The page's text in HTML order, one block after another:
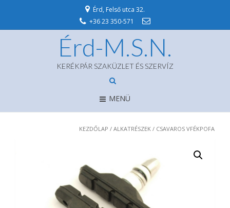
Érd, Felső utca 32.
+36 23 350-571
Érd-M.S.N.
KERÉKPÁR SZAKÜZLET ÉS SZERVÍZ
MENÜ
KEZDŐLAP / ALKATRÉSZEK / CSAVAROS VFÉKPOFA